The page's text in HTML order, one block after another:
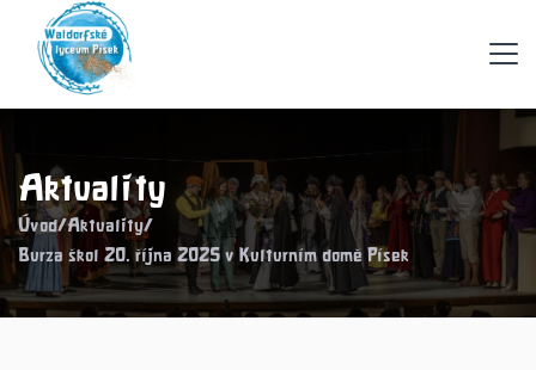
Aktuality
Úvod/Aktuality/
Burza škol 20. října 2025 v Kulturním domě Písek